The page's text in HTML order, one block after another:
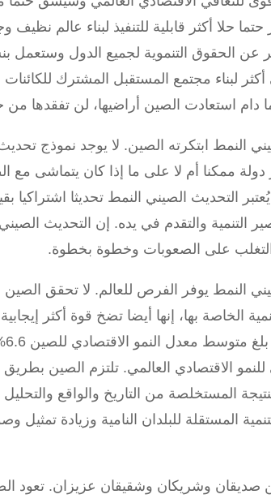
حلا أكثر قابلية للتنفيذ لبناء عالم
عن الحقوق التنموية لجميع الدول وستعمل
لبناء مجتمع المستقبل المشترك
ما دام استعادت الصين أراضيها، لن
النمط ابتكرته الصين. لا يوجد نموذج
دولة ممكنا أم لا على ما إذا كان يتماشى
يُعتبر التحديث الصيني النمط تحديثا
التنمية والتقدم في يده. إن التحديث
التغلب على الصعوبات وخطوة بخطوة.
النمط يوفر الفرص للعالم. لا تحقق
الخاصة بها، إنها أيضا تضخ قوة أكثر
للنمو الاقتصادي العالمي. تلتزم الصين
المستخلصة من التاريخ والواقع
المستقلة للبلدان النامية وزيادة
صديقان وشريكان وشقيقان عزيزان. تعود